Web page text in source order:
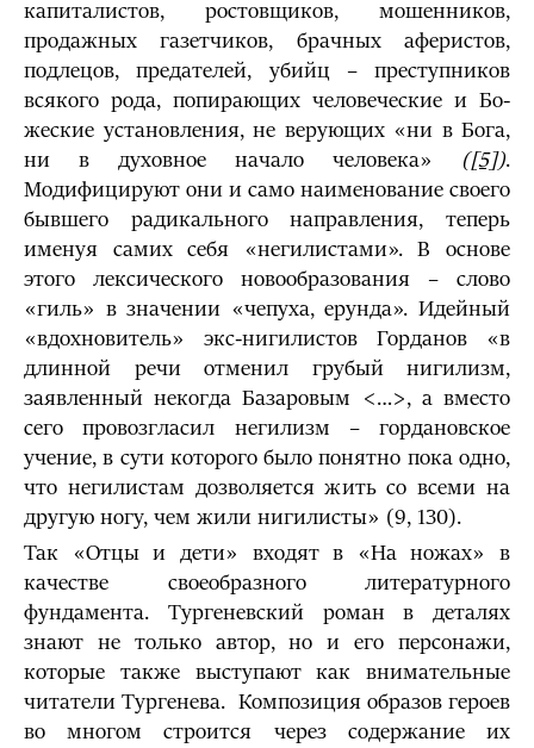
капиталистов, рос­товщиков, мошенников,
продажных газетчиков, брачных аферистов,
подлецов, предателей, убийц – преступников
всякого рода, попирающих человеческие и Бо­
жеские установления, не верующих «ни в Бога,
ни в духовное начало человека» ([5]).
Модифицируют они и само наименование своего
бывшего радикального направления, теперь
именуя самих себя «негилистами». В основе
этого лексического новообразования – слово
«гиль» в значении «че­пуха, ерунда». Идейный
«вдохновитель» экс-нигили­стов Горданов «в
длинной речи отменил грубый нигилизм,
заявленный некогда Базаровым <…>, а вместо
сего провозгласил негилизм – горда­новское
учение, в сути которого было понятно пока одно,
что негилистам дозво­ляется жить со всеми на
другую ногу, чем жили нигилисты» (9, 130).
Так «Отцы и дети» входят в «На ножах» в
качестве своеобразного литературного
фундамента. Тургеневский роман в деталях
знают не только автор, но и его персонажи,
которые также выступают как внимательные
читатели Тургенева. Композиция образов героев
во многом строится через содержание их